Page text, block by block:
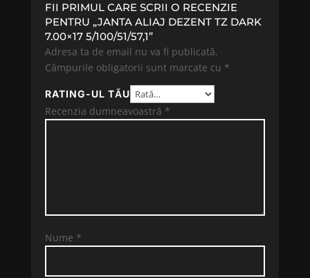
FII PRIMUL CARE SCRII O RECENZIE
PENTRU „JANTA ALIAJ DEZENT TZ DARK
7.00×17 5/100/51/57,1”
Adresa ta de email nu va fi publicată.
Câmpurile obligatorii sunt marcate cu *
RATING-UL TĂU
Recenzia dumneavoastră *
Nume *